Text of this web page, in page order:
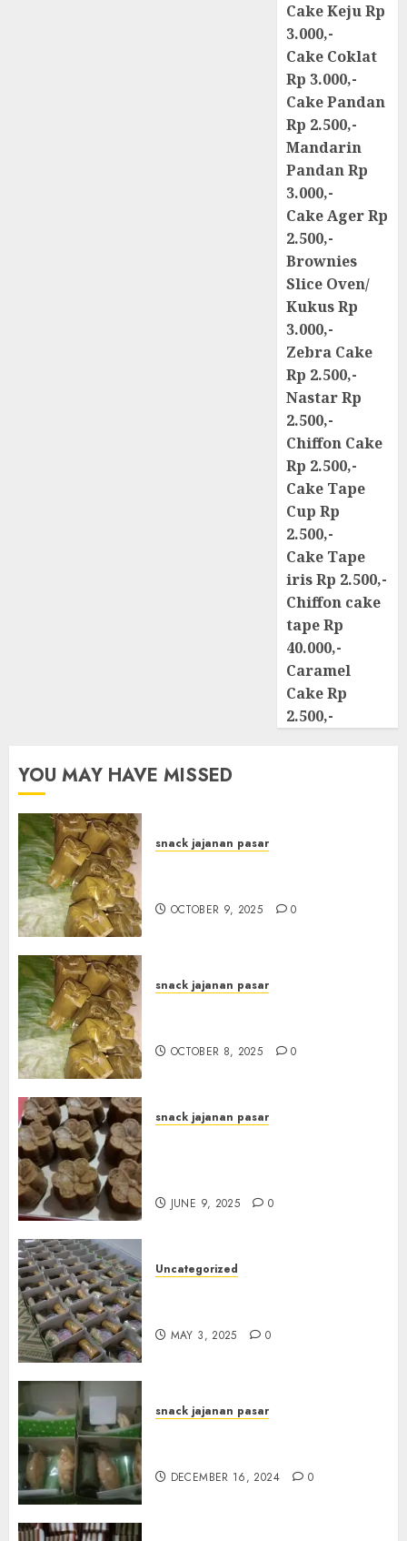
Cake Keju Rp
3.000,-
Cake Coklat
Rp 3.000,-
Cake Pandan
Rp 2.500,-
Mandarin
Pandan Rp
3.000,-
Cake Ager Rp
2.500,-
Brownies
Slice Oven/
Kukus Rp
3.000,-
Zebra Cake
Rp 2.500,-
Nastar Rp
2.500,-
Chiffon Cake
Rp 2.500,-
Cake Tape
Cup Rp
2.500,-
Cake Tape
iris Rp 2.500,-
Chiffon cake
tape Rp
40.000,-
Caramel
Cake Rp
2.500,-
YOU MAY HAVE MISSED
snack jajanan pasar
OCTOBER 9, 2025 0
snack jajanan pasar
OCTOBER 8, 2025 0
snack jajanan pasar
JUNE 9, 2025 0
Uncategorized
MAY 3, 2025 0
snack jajanan pasar
DECEMBER 16, 2024 0